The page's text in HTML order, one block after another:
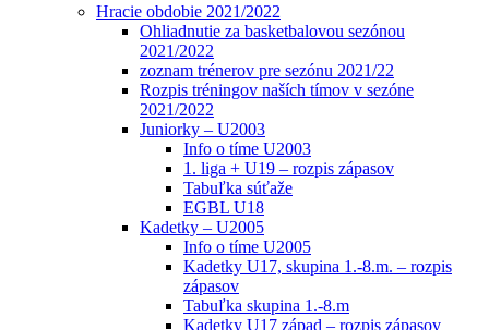
Hracie obdobie 2021/2022
Ohliadnutie za basketbalovou sezónou
2021/2022
zoznam trénerov pre sezónu 2021/22
Rozpis tréningov naších tímov v sezóne
2021/2022
Juniorky – U2003
Info o tíme U2003
1. liga + U19 – rozpis zápasov
Tabuľka súťaže
EGBL U18
Kadetky – U2005
Info o tíme U2005
Kadetky U17, skupina 1.-8.m. – rozpis
zápasov
Tabuľka skupina 1.-8.m
Kadetky U17 západ – rozpis zápasov